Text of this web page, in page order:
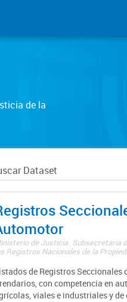
de la
de Justicia. Subsecretaría
Registros Nacionales de la
de Registros Seccionales
con competencia en
viales e industriales y